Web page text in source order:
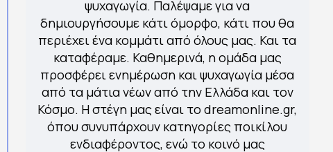
ψυχαγωγία. Παλέψαμε για να
δημιουργήσουμε κάτι όμορφο, κάτι που θα
περιέχει ένα κομμάτι από όλους μας. Και τα
καταφέραμε. Καθημερινά, η ομάδα μας
προσφέρει ενημέρωση και ψυχαγωγία μέσα
από τα μάτια νέων από την Ελλάδα και τον
Κόσμο. Η στέγη μας είναι το dreamonline.gr,
όπου συνυπάρχουν κατηγορίες ποικίλου
ενδιαφέροντος, ενώ το κοινό μας